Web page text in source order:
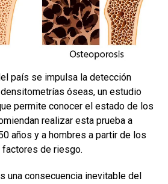
país se impulsa la detección
óseas, un estudio
permite conocer el estado de los
realizar esta prueba a
años y a hombres a partir de los
de riesgo.
una consecuencia inevitable del